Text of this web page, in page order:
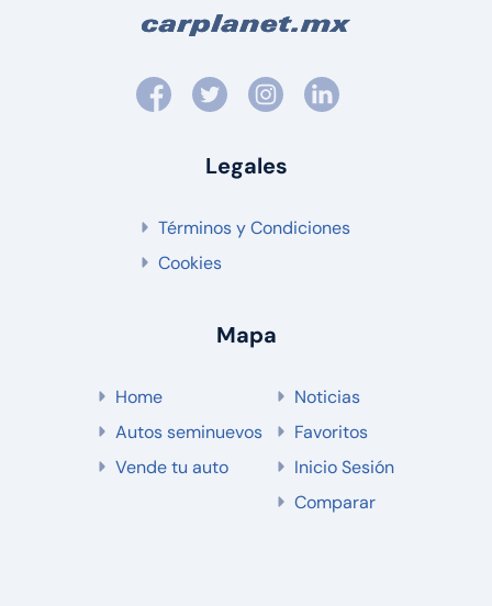
Legales
Términos y Condiciones
Cookies
Mapa
Home
Autos seminuevos
Vende tu auto
Noticias
Favoritos
Inicio Sesión
Comparar